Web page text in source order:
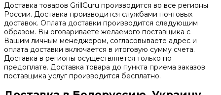
Доставка товаров GrillGuru производится во все регионы
России. Доставка производится службами почтовых
доставок. Оплата доставки производится следующим
образом. Вы оговариваете желаемого поставщика с
Вашим личным менеджером, согласовываете адрес и
оплата доставки включается в итоговую сумму счета.
Доставка в регионы осуществляется только по
предоплате. Доставка товара до пункта приема заказов
поставщика услуг производится бесплатно.